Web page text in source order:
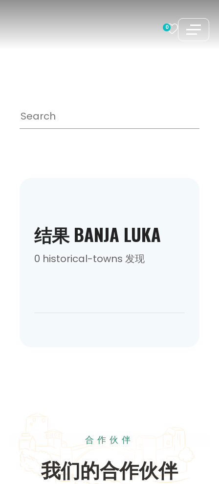
0
结果 BANJA LUKA
0 historical-towns 发现
合作伙伴
我们的合作伙伴